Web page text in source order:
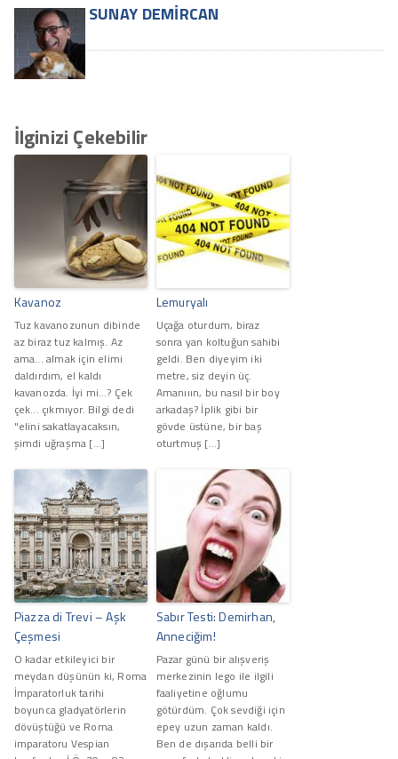
SUNAY DEMIRCAN
İlginizi Çekebilir
Kavanoz
Tuz kavanozunun dibinde
az biraz tuz kalmış. Az
ama... almak için elimi
daldırdım, el kaldı
kavanozda. İyi mi…? Çek
çek... çıkmıyor. Bilgi dedi
"elini sakatlayacaksın,
şimdi uğraşma […]
Lemuryalı
Uçağa oturdum, biraz
sonra yan koltuğun sahibi
geldi. Ben diyeyim iki
metre, siz deyin üç.
Amanııın, bu nasıl bir boy
arkadaş? İplik gibi bir
gövde üstüne, bir baş
oturtmuş […]
Piazza di Trevi – Aşk
Çeşmesi
O kadar etkileyici bir
meydan düşünün ki, Roma
İmparatorluk tarihi
boyunca gladyatörlerin
dövüştüğü ve Roma
imparatoru Vespian
Sabır Testi: Demirhan,
Anneciğim!
Pazar günü bir alışveriş
merkezinin lego ile ilgili
faaliyetine oğlumu
götürdüm. Çok sevdiği için
epey uzun zaman kaldı.
Ben de dışarıda belli bir